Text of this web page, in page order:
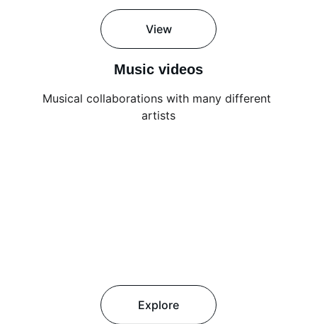
Music videos
Musical collaborations with many different
artists
View
Explore